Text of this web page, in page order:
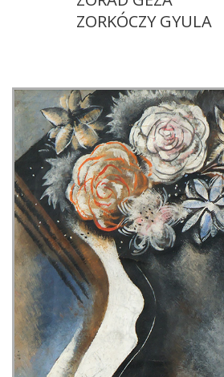
ZORKÓCZY GYULA